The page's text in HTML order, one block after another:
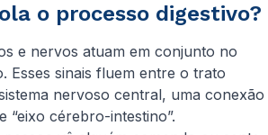
o processo digestivo?
e nervos atuam em conjunto no
Esses sinais fluem entre o trato
nervoso central, uma conexão
“eixo cérebro-intestino”.